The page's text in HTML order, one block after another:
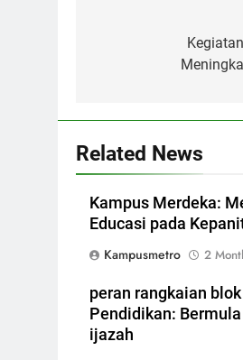
navigation
Related News
Kampus Merdeka:
Educasi pada
Kampusmetro
2
peran rangkaian
Pendidikan:
ijazah